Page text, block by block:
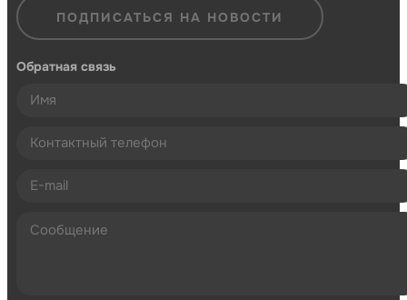
ПОДПИСАТЬСЯ НА НОВОСТИ
Обратная связь